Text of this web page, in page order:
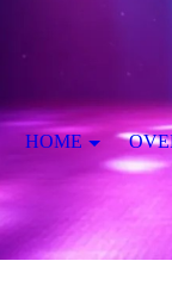
HOME